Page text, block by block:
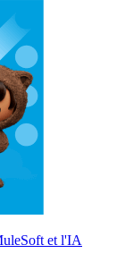
et l'IA